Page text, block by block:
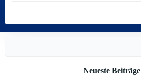
Neueste Beiträge